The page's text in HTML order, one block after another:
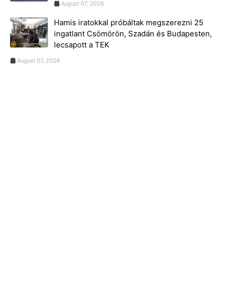
August 07, 2026
Hamis iratokkal próbáltak megszerezni 25
ingatlant Csömörön, Szadán és Budapesten,
lecsapott a TEK
August 07, 2026